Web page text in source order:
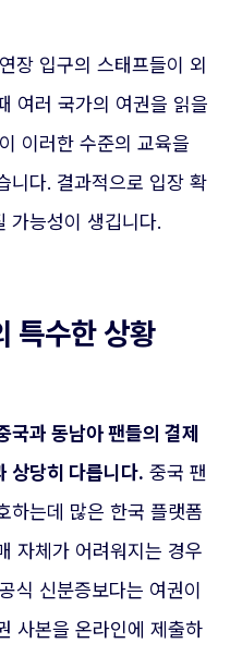
장 입구의 스태프들이 외
여러 국가의 여권을 읽을
이러한 수준의 교육을
니다. 결과적으로 입장 확
가능성이 생깁니다.
특수한 상황
과 동남아 팬들의 결제
상당히 다릅니다. 중국 팬
하는데 많은 한국 플랫폼
자체가 어려워지는 경우
식 신분증보다는 여권이
사본을 온라인에 제출하